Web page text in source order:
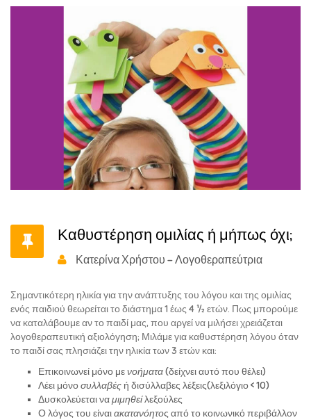
Καθυστέρηση ομιλίας ή μήπως όχι;
Κατερίνα Χρήστου - Λογοθεραπεύτρια
Σημαντικότερη ηλικία για την ανάπτυξης του λόγου και της ομιλίας
ενός παιδιού θεωρείται το διάστημα 1 έως 4 ½ ετών. Πως μπορούμε
να καταλάβουμε αν το παιδί μας, που αργεί να μιλήσει χρειάζεται
λογοθεραπευτική αξιολόγηση; Μιλάμε για καθυστέρηση λόγου όταν
το παιδί σας πλησιάζει την ηλικία των 3 ετών και:
Επικοινωνεί μόνο μενοήματα(δείχνει αυτό που θέλει)
Λέει μόνοσυλλαβέςή δισύλλαβες λέξεις(λεξιλόγιο < 10)
Δυσκολεύεται ναμιμηθείλεξούλες
Ο λόγος του είναιακατανόητος από το κοινωνικό περιβάλλον